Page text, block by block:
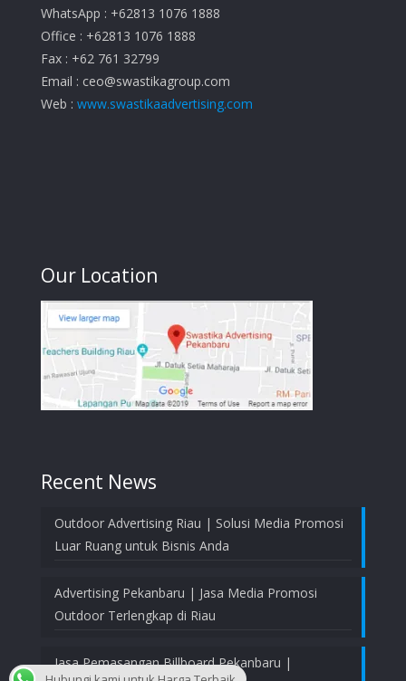
WhatsApp : +62813 1076 1888
Office : +62813 1076 1888
Fax : +62 761 32799
Email : ceo@swastikagroup.com
Web : www.swastikaadvertising.com
Our Location
Recent News
Outdoor Advertising Riau | Solusi Media Promosi
Luar Ruang untuk Bisnis Anda
Advertising Pekanbaru | Jasa Media Promosi
Outdoor Terlengkap di Riau
Jasa Pemasangan Billboard Pekanbaru |